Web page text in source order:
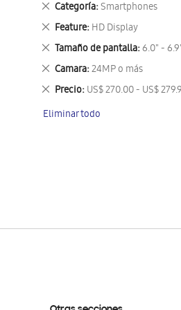
Categoría Smartphones
Eliminar
este
artículo
Feature HD Display
Eliminar
este
artículo
Tamaño de pantalla 6.0" -
Eliminar
este
artículo
Camara 24MP o más
Eliminar
este
artículo
Precio US$ 270.00 - US$
Eliminar
artículo
Eliminar todo